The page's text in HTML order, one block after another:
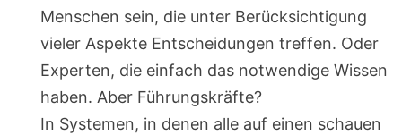
Menschen sein, die unter Berücksichtigung
vieler Aspekte Entscheidungen treffen. Oder
Experten, die einfach das notwendige Wissen
haben. Aber Führungskräfte?
In Systemen, in denen alle auf einen schauen